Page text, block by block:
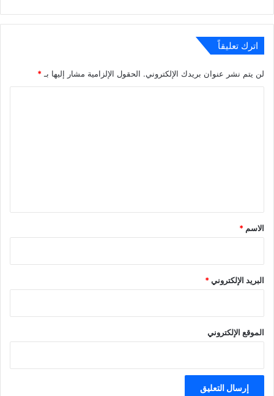
اترك تعليقاً
لن يتم نشر عنوان بريدك الإلكتروني. الحقول الإلزامية مشار إليها بـ*
*
الاسم *
البريد الإلكتروني*
الموقع الإلكتروني